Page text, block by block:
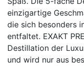
einzigartige
die sich besonders
entfaltet. EXAKT
Destillation der
und wird nur aus